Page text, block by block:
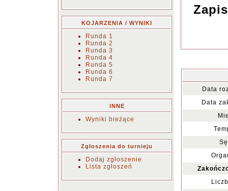
KOJARZENIA / WYNIKI
Runda 1
Runda 2
Runda 3
Runda 4
Runda 5
Runda 6
Runda 7
INNE
Wyniki bieżące
Zgłoszenia do turnieju
Dodaj zgłoszenie
Lista zgłoszeń
Data
Data